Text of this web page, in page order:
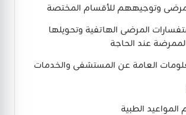
وتوجيههم للأقسام المختصة
المرضى الهاتفية وتحويلها
عند الحاجة
العامة عن المستشفى والخدمات
الطبية